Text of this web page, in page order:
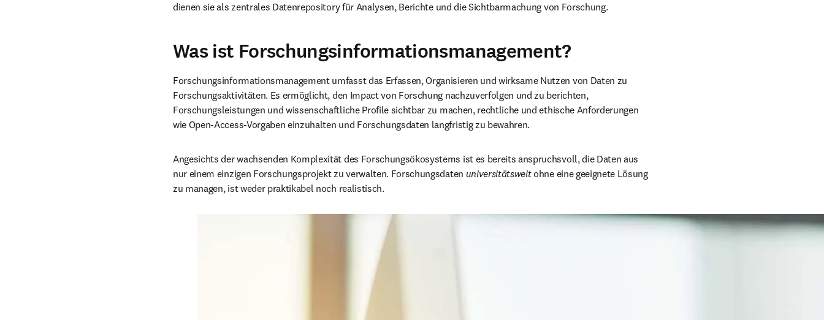
dienen sie als zentrales Datenrepository für Analysen, Berichte und die Sichtbarmachung von Forschung.
Was ist Forschungsinformationsmanagement?
Forschungsinformationsmanagement umfasst das Erfassen, Organisieren und wirksame Nutzen von Daten zu
Forschungsaktivitäten. Es ermöglicht, den Impact von Forschung nachzuverfolgen und zu berichten,
Forschungsleistungen und wissenschaftliche Profile sichtbar zu machen, rechtliche und ethische Anforderungen
wie Open-Access-Vorgaben einzuhalten und Forschungsdaten langfristig zu bewahren.
Angesichts der wachsenden Komplexität des Forschungsökosystems ist es bereits anspruchsvoll, die Daten aus
nur einem einzigen Forschungsprojekt zu verwalten. Forschungsdaten universitätsweit ohne eine geeignete Lösung
zu managen, ist weder praktikabel noch realistisch.